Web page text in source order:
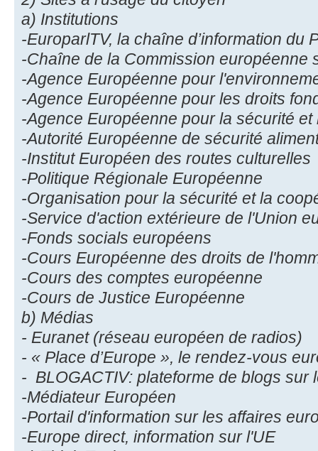
a) Institutions
-EuroparlTV, la chaîne d’information du
-Chaîne de la Commission européenne
-Agence Européenne pour
-Agence Européenne pour les droits
-Agence Européenne pour la sécurité
-Autorité Européenne de sécurité
-Institut Européen des routes culturelles
-Politique Régionale Européenne
-Organisation pour la sécurité et la
-Service d'action extérieure de l'Union
-Fonds socials européens
-Cours Européenne des droits de
-Cours des comptes européenne
-Cours de Justice Européenne
b) Médias
- Euranet (réseau européen de radios)
- « Place d’Europe », le rendez-vous
- BLOGACTIV: plateforme de blogs sur
-Médiateur Européen
-Portail d'information sur les affaires
-Europe direct, information sur l'UE